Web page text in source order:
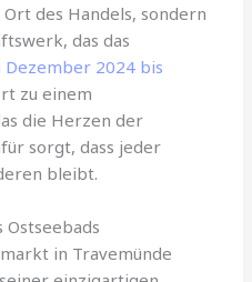
des Handels, sondern
das das
Dezember 2024 bis
zu einem
die Herzen der
sorgt, dass jeder
bleibt.
in Travemünde